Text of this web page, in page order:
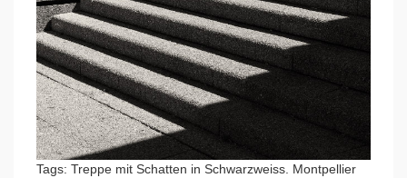
Tags: Treppe mit Schatten in Schwarzweiss. Montpellier